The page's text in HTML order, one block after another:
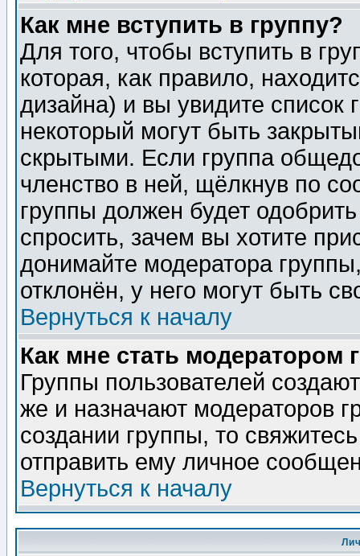
Как мне вступить в группу?
Для того, чтобы вступить в
которая, как правило,
дизайна) и вы увидите список
некоторый могут быть
скрытыми. Если группа
членство в ней, щёлкнув по
группы должен будет
спросить, зачем вы хотите
донимайте модератора
отклонён, у него могут быть
Вернуться к началу
Как мне стать модератором
Группы пользователей
же и назначают модераторов
создании группы, то
отправить ему личное
Вернуться к началу